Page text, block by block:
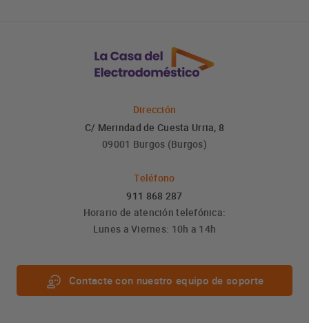
Dirección
C/ Merindad de Cuesta Urria, 8
09001 Burgos (Burgos)
Teléfono
911 868 287
Horario de atención telefónica:
Lunes a Viernes: 10h a 14h
Contacte con nuestro equipo de soporte